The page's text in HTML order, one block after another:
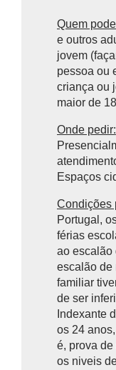
Quem
e outros
jovem
pessoa ou
criança ou
maior de
Onde pedir:
Espaços
Condições
Portugal,
férias
ao escalão
escalão de
familiar
de ser
Indexante
os 24
é, prova
os niveis